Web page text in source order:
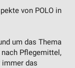
von POLO in
um das Thema
Pflegemittel,
immer das